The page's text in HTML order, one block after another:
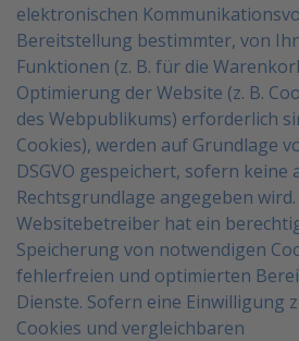
elektronischen
Bereitstellung bestimmter, von
Funktionen (z. B. für die
Optimierung derWebsite (z. B.
des Webpublikums) erforderlich
Cookies), werden auf Grundlage
DSGVO gespeichert, sofern keine
Rechtsgrundlage angegeben wird.
Websitebetreiber hat ein
Speicherung von notwendigen
fehlerfreien und optimierten
Dienste. Sofern eine Einwilligung
Cookies und vergleichbaren